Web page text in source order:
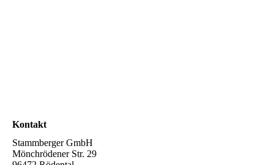
Kontakt
Stammberger GmbH
Mönchrödener Str. 29